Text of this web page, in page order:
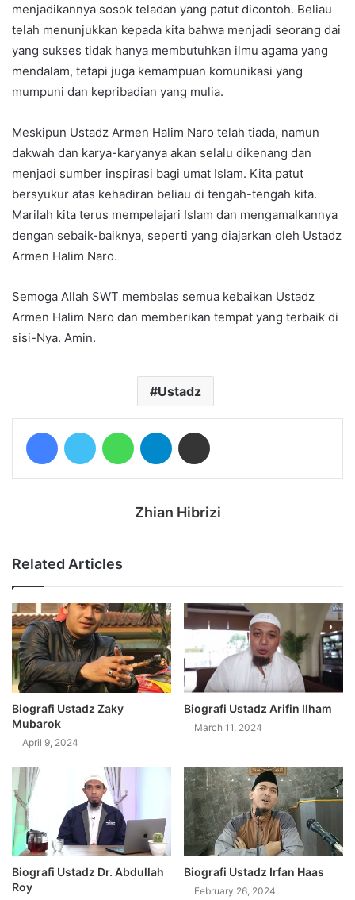
menjadikannya sosok teladan yang patut dicontoh. Beliau
telah menunjukkan kepada kita bahwa menjadi seorang dai
yang sukses tidak hanya membutuhkan ilmu agama yang
mendalam, tetapi juga kemampuan komunikasi yang
mumpuni dan kepribadian yang mulia.
Meskipun Ustadz Armen Halim Naro telah tiada, namun
dakwah dan karya-karyanya akan selalu dikenang dan
menjadi sumber inspirasi bagi umat Islam. Kita patut
bersyukur atas kehadiran beliau di tengah-tengah kita.
Marilah kita terus mempelajari Islam dan mengamalkannya
dengan sebaik-baiknya, seperti yang diajarkan oleh Ustadz
Armen Halim Naro.
Semoga Allah SWT membalas semua kebaikan Ustadz
Armen Halim Naro dan memberikan tempat yang terbaik di
sisi-Nya. Amin.
Ustadz
Zhian Hibrizi
Related Articles
Biografi Ustadz Zaky
Mubarok
April 9, 2024
Biografi Ustadz Arifin Ilham
March 11, 2024
Biografi Ustadz Dr. Abdullah
Roy
Biografi Ustadz Irfan Haas
February 26, 2024